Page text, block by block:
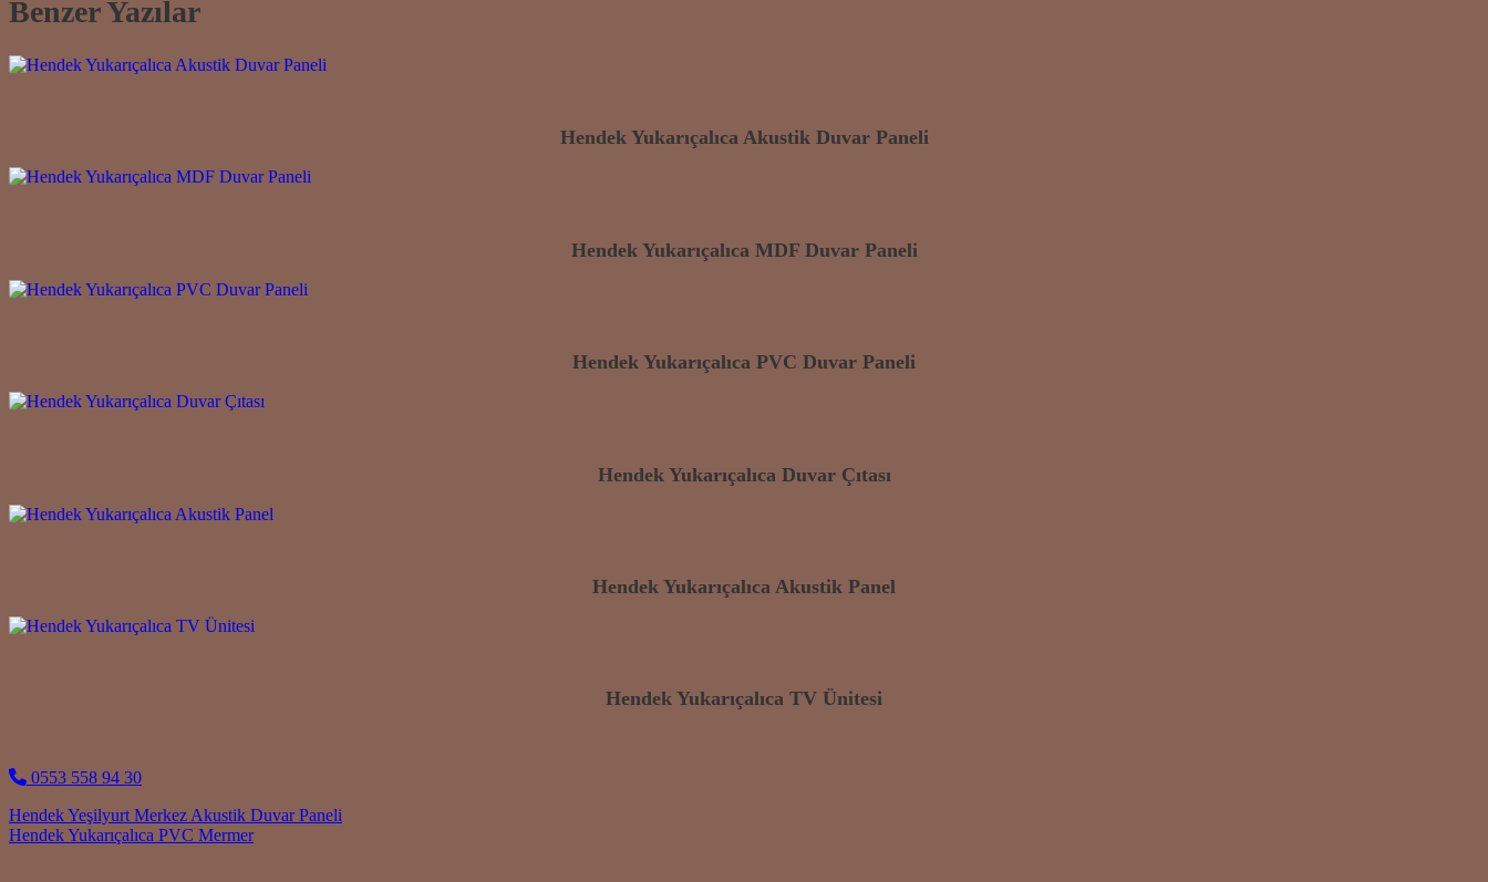
Benzer Yazılar
Hendek Yukarıçalıca Akustik Duvar Paneli
Hendek Yukarıçalıca MDF Duvar Paneli
Hendek Yukarıçalıca PVC Duvar Paneli
Hendek Yukarıçalıca Duvar Çıtası
Hendek Yukarıçalıca Akustik Panel
Hendek Yukarıçalıca TV Ünitesi
0553 558 94 30
Post navigation
Hendek Yeşilyurt Merkez Akustik Duvar Paneli
Hendek Yukarıçalıca PVC Mermer